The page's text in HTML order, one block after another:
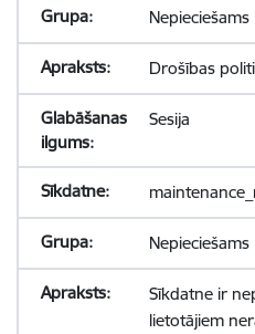
Nepieciešams
Drošības
Sesija
Nepieciešams
Sīkdatne ir
lietotājiem